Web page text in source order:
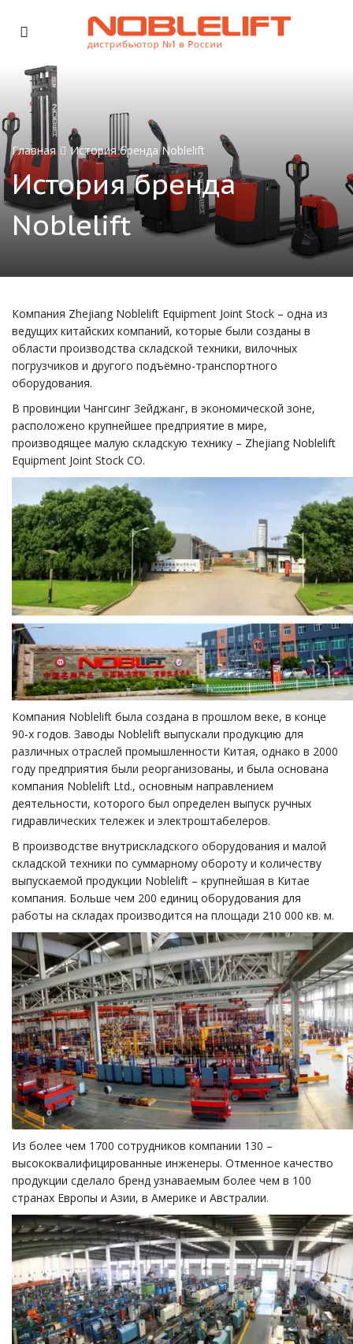
Главная История бренда Noblelift
История бренда
Noblelift
Компания Zhejiang Noblelift Equipment Joint Stock – одна из
ведущих китайских компаний, которые были созданы в
области производства складской техники, вилочных
погрузчиков и другого подъёмно-транспортного
оборудования.
В провинции Чангсинг Зейджанг, в экономической зоне,
расположено крупнейшее предприятие в мире,
производящее малую складскую технику – Zhejiang Noblelift
Equipment Joint Stock CO.
Компания Noblelift была создана в прошлом веке, в конце
90-х годов. Заводы Noblelift выпускали продукцию для
различных отраслей промышленности Китая, однако в 2000
году предприятия были реорганизованы, и была основана
компания Noblelift Ltd., основным направлением
деятельности, которого был определен выпуск ручных
гидравлических тележек и электроштабелеров.
В производстве внутрискладского оборудования и малой
складской техники по суммарному обороту и количеству
выпускаемой продукции Noblelift – крупнейшая в Китае
компания. Больше чем 200 единиц оборудования для
работы на складах производится на площади 210 000 кв. м.
Из более чем 1700 сотрудников компании 130 –
высококвалифицированные инженеры. Отменное качество
продукции сделало бренд узнаваемым более чем в 100
странах Европы и Азии, в Америке и Австралии.